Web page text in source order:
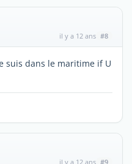
il y a 12 ans #8
suis dans le maritime if U
il y a 12 ans #9